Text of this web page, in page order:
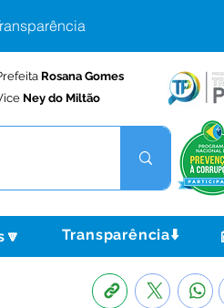
Rosana Gomes
Ney do Miltão
Transparência⬇️